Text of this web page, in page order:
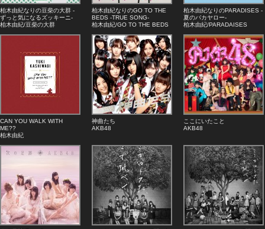
柏木由紀なりの豆柴の大群 -
ずっと気になるズッキーニ-
柏木由紀/豆柴の大群
柏木由紀なりのGO TO THE
BEDS -TRUE SONG-
柏木由紀/GO TO THE BEDS
柏木由紀なりのPARADISES -
夏のバカヤロー-
柏木由紀/PARADAISES
CAN YOU WALK WITH
ME??
柏木由紀
神曲たち
AKB48
ここにいたこと
AKB48